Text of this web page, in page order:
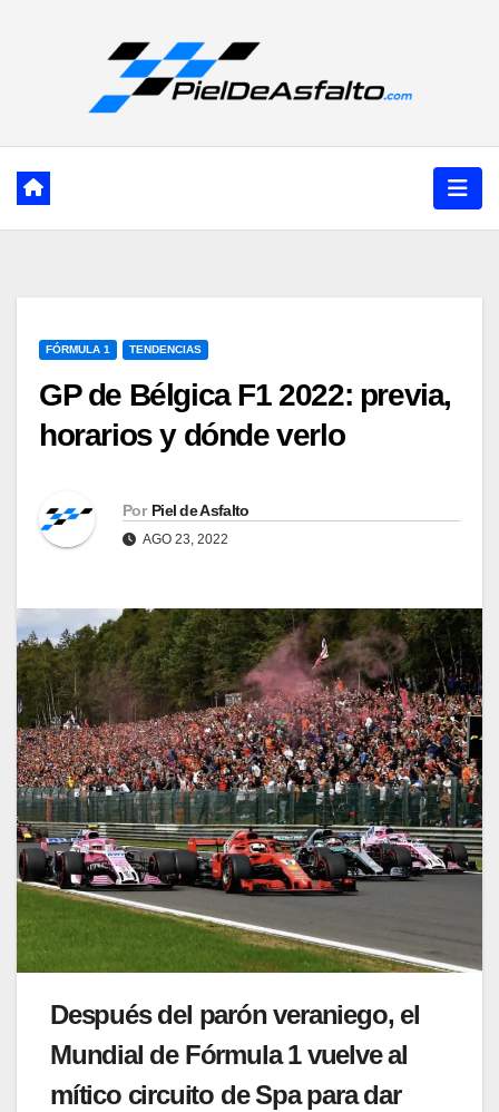
FÓRMULA 1 TENDENCIAS
GP de Bélgica F1 2022: previa,
horarios y dónde verlo
Por Piel de Asfalto
AGO 23, 2022
Después del parón veraniego, el
Mundial de Fórmula 1 vuelve al
mítico circuito de Spa para dar